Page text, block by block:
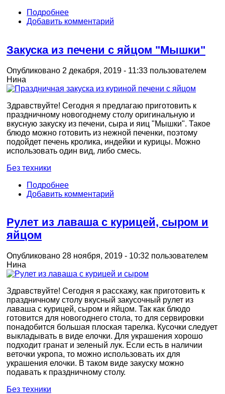
Подробнее
Добавить комментарий
Закуска из печени с яйцом "Мышки"
Опубликовано 2 декабря, 2019 - 11:33 пользователем
Нина
Здравствуйте! Сегодня я предлагаю приготовить к
праздничному новогоднему столу оригинальную и
вкусную закуску из печени, сыра и яиц "Мышки". Такое
блюдо можно готовить из нежной печенки, поэтому
подойдет печень кролика, индейки и курицы. Можно
использовать один вид, либо смесь.
Без техники
Подробнее
Добавить комментарий
Рулет из лаваша с курицей, сыром и
яйцом
Опубликовано 28 ноября, 2019 - 10:32 пользователем
Нина
Здравствуйте! Сегодня я расскажу, как приготовить к
праздничному столу вкусный закусочный рулет из
лаваша с курицей, сыром и яйцом. Так как блюдо
готовится для новогоднего стола, то для сервировки
понадобится большая плоская тарелка. Кусочки следует
выкладывать в виде елочки. Для украшения хорошо
подходит гранат и зеленый лук. Если есть в наличии
веточки укропа, то можно использовать их для
украшения елочки. В таком виде закуску можно
подавать к праздничному столу.
Без техники